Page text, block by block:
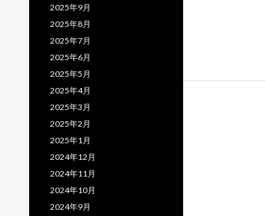
2025年9月
2025年8月
2025年7月
2025年6月
2025年5月
2025年4月
2025年3月
2025年2月
2025年1月
2024年12月
2024年11月
2024年10月
2024年9月